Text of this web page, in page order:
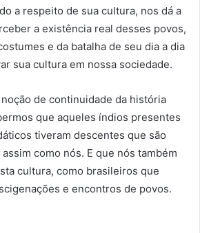
a respeito de sua cultura, nos dá a
a existência real desses povos,
e da batalha de seu dia a dia
sua cultura em nossa sociedade.
de continuidade da história
que aqueles índios presentes
tiveram descentes que são
como nós. E que nós também
cultura, como brasileiros que
e encontros de povos.